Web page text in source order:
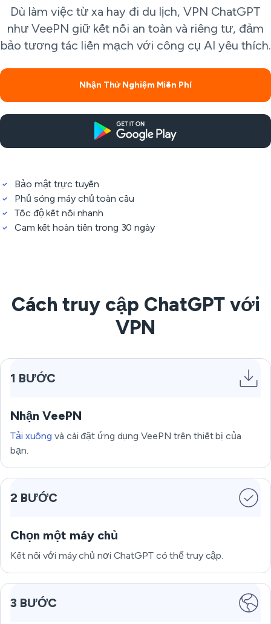
Dù làm việc từ xa hay đi du lịch, VPN ChatGPT
như VeePN giữ kết nối an toàn và riêng tư, đảm
bảo tương tác liền mạch với công cụ AI yêu thích.
Nhận Thử Nghiệm Miễn Phí
Bảo mật trực tuyến
Phủ sóng máy chủ toàn cầu
Tốc độ kết nối nhanh
Cam kết hoàn tiền trong 30 ngày
Cách truy cập ChatGPT với
VPN
1 BƯỚC
Nhận VeePN
Tải xuống và cài đặt ứng dụng VeePN trên thiết bị của
bạn.
2 BƯỚC
Chọn một máy chủ
Kết nối với máy chủ nơi ChatGPT có thể truy cập.
3 BƯỚC